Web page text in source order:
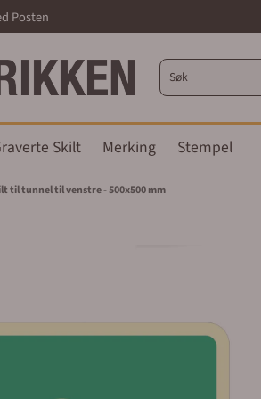
Posten
Skilt Merking Stempel
til tunnel til venstre - 500x500 mm